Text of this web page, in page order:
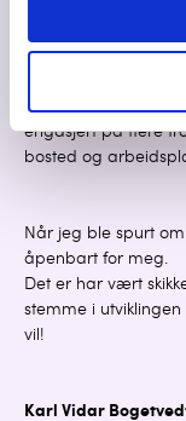
Petter Langhelle -
Jeg er oppvokst og
byggmester og BIM
prosjektutvikler i
engasjert på flere
bosted og
Når jeg ble spurt
åpenbart for meg.
Det er har vært
stemme i
vil!
Karl Vidar